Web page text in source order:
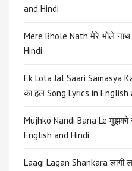
and Hindi
Mere Bhole Nath मेरे भोले
Hindi
Ek Lota Jal Saari Samasya
का हल Song Lyrics in English
Mujhko Nandi Bana Le मुझको
English and Hindi
Laagi Lagan Shankara लागी